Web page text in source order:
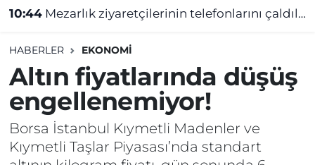
10:44 Mezarlık ziyaretçilerinin telefonlarını çaldılar
HABERLER EKONOMİ
Altın fiyatlarında düşüş
engellenemiyor!
Borsa İstanbul Kıymetli Madenler ve
Kıymetli Taşlar Piyasası’nda standart
DÜNYA
EĞİTİM
ÖZEL HABER
Süper Lig Puan Durumu ve Fikstür
Tüm Manşetler
Son Dakika Haberleri